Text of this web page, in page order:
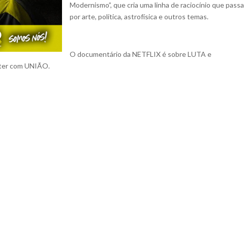
Modernismo”, que cria uma linha de raciocínio que passa
por arte, política, astrofísica e outros temas.
O documentário da NETFLIX é sobre LUTA e
com UNIÃO.